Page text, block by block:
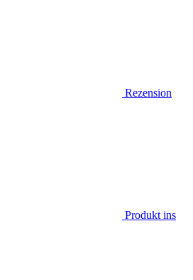
Rezension
Produkt ins